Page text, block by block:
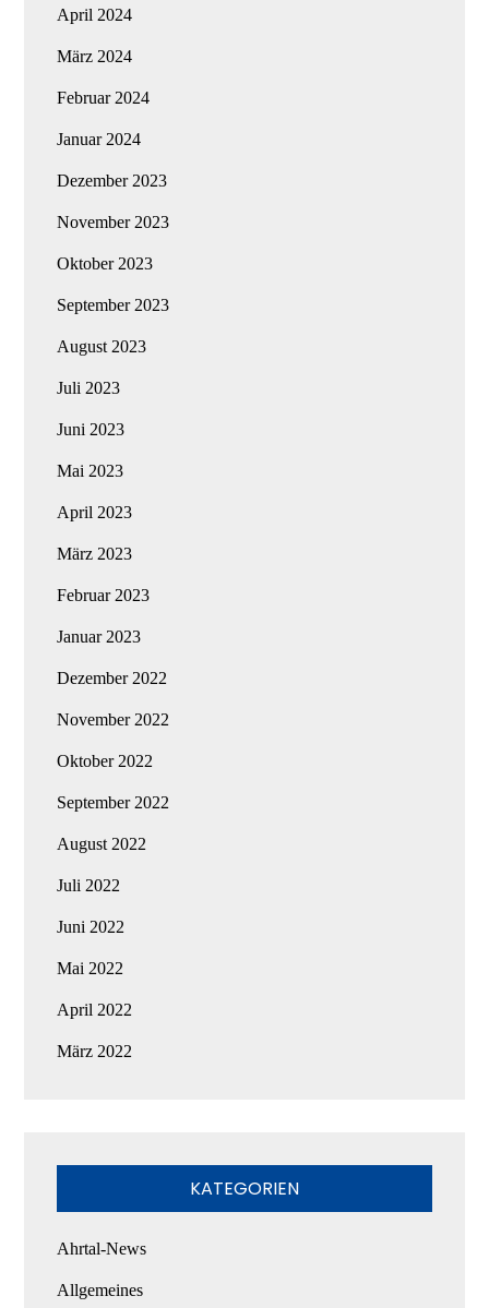
April 2024
März 2024
Februar 2024
Januar 2024
Dezember 2023
November 2023
Oktober 2023
September 2023
August 2023
Juli 2023
Juni 2023
Mai 2023
April 2023
März 2023
Februar 2023
Januar 2023
Dezember 2022
November 2022
Oktober 2022
September 2022
August 2022
Juli 2022
Juni 2022
Mai 2022
April 2022
März 2022
KATEGORIEN
Ahrtal-News
Allgemeines